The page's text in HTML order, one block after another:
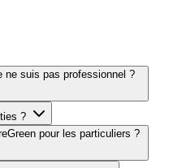
ne suis pas professionnel ?
?
pour les particuliers ?